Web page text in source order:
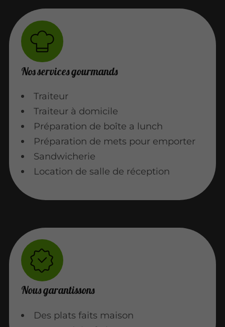
Nos services gourmands
Traiteur
Traiteur à domicile
Préparation de boîte a lunch
Préparation de mets pour emporter
Sandwicherie
Location de salle de réception
Nous garantissons
Des plats faits maison